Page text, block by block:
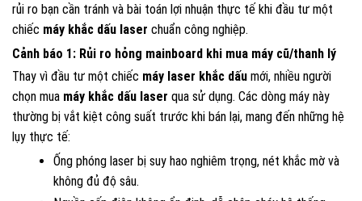
rủi ro bạn cần tránh và bài toán lợi nhuận thực tế khi đầu tư một
chiếc máy khắc dấu laser chuẩn công nghiệp.
Cảnh báo 1: Rủi ro hỏng mainboard khi mua máy cũ/thanh lý
Thay vì đầu tư một chiếc máy laser khắc dấu mới, nhiều người
chọn mua máy khắc dấu laser qua sử dụng. Các dòng máy này
thường bị vắt kiệt công suất trước khi bán lại, mang đến những hệ
lụy thực tế:
Ống phóng laser bị suy hao nghiêm trọng, nét khắc mờ và
không đủ độ sâu.